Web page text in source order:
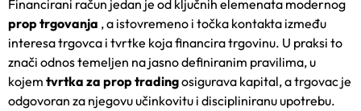
Financirani račun jedan je od ključnih elemenata modernog
prop trgovanja , a istovremeno i točka kontakta između
interesa trgovca i tvrtke koja financira trgovinu. U praksi to
znači odnos temeljen na jasno definiranim pravilima, u
kojem tvrtka za prop tradingosigurava kapital, a trgovac je
odgovoran za njegovu učinkovitu i discipliniranu upotrebu.